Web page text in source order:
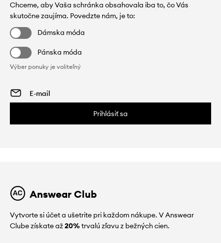
Chceme, aby Vaša schránka obsahovala iba to, čo Vás
skutočne zaujíma. Povedzte nám, je to:
Dámska móda
Pánska móda
Výber ponuky je voliteľný
Prihlásiť sa
Answear Club
Vytvorte si účet a ušetrite pri každom nákupe. V Answear
Clube získate až20%trvalú zľavu z bežných cien.